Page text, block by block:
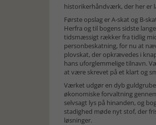
historikerhåndværk, der her er
Første opslag er A-skat og B-
Herfra og til bogens sidste
tidsmæssigt rækker fra tidlig
personbeskatning, for nu at
plovskat, der opkrævedes i
hans uforglemmelige tilnavn.
at være skrevet på et klart og
Værket udgør en dyb
økonomiske forvaltning
selvsagt lys på hinanden, og
stadighed møde nyt stof, der
løsninger.